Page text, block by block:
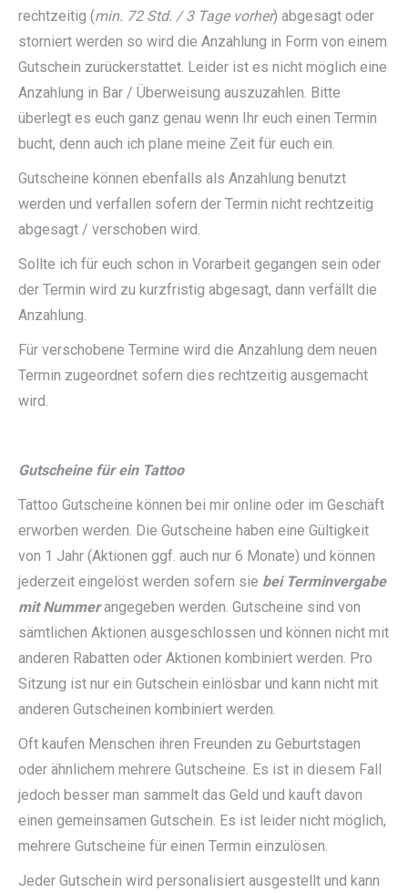
rechtzeitig (min. 72 Std. / 3 Tage vorher) abgesagt oder
storniert werden so wird die Anzahlung in Form von einem
Gutschein zurückerstattet. Leider ist es nicht möglich eine
Anzahlung in Bar / Überweisung auszuzahlen. Bitte
überlegt es euch ganz genau wenn Ihr euch einen Termin
bucht, denn auch ich plane meine Zeit für euch ein.
Gutscheine können ebenfalls als Anzahlung benutzt
werden und verfallen sofern der Termin nicht rechtzeitig
abgesagt / verschoben wird.
Sollte ich für euch schon in Vorarbeit gegangen sein oder
der Termin wird zu kurzfristig abgesagt, dann verfällt die
Anzahlung.
Für verschobene Termine wird die Anzahlung dem neuen
Termin zugeordnet sofern dies rechtzeitig ausgemacht
wird.
Gutscheine für ein Tattoo
Tattoo Gutscheine können bei mir online oder im Geschäft
erworben werden. Die Gutscheine haben eine Gültigkeit
von 1 Jahr (Aktionen ggf. auch nur 6 Monate) und können
jederzeit eingelöst werden sofern sie bei Terminvergabe
mit Nummerangegeben werden. Gutscheine sind von
sämtlichen Aktionen ausgeschlossen und können nicht mit
anderen Rabatten oder Aktionen kombiniert werden. Pro
Sitzung ist nur ein Gutschein einlösbar und kann nicht mit
anderen Gutscheinen kombiniert werden.
Oft kaufen Menschen ihren Freunden zu Geburtstagen
oder ähnlichem mehrere Gutscheine. Es ist in diesem Fall
jedoch besser man sammelt das Geld und kauft davon
einen gemeinsamen Gutschein. Es ist leider nicht möglich,
mehrere Gutscheine für einen Termin einzulösen.
Jeder Gutschein wird personalisiert ausgestellt und kann